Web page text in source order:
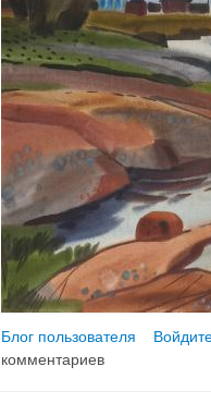
Блог пользователя
комментариев